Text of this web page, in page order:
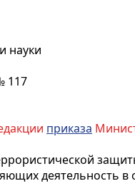
науки
117
приказа
деятельность в